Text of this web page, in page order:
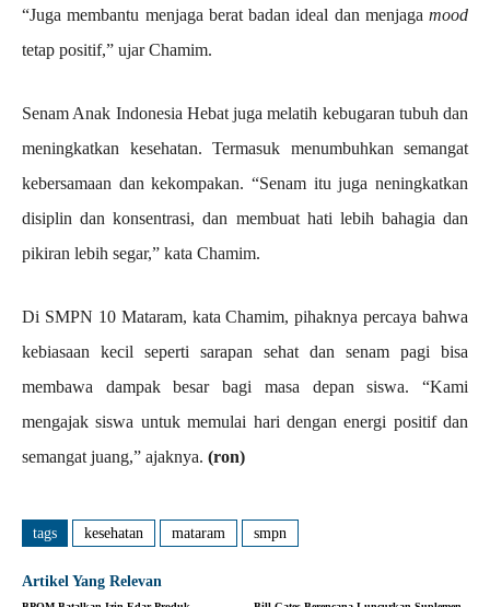
“Juga membantu menjaga berat badan ideal dan menjaga mood
tetap positif,” ujar Chamim.
Senam Anak Indonesia Hebat juga melatih kebugaran tubuh dan
meningkatkan kesehatan. Termasuk menumbuhkan semangat
kebersamaan dan kekompakan. “Senam itu juga neningkatkan
disiplin dan konsentrasi, dan membuat hati lebih bahagia dan
pikiran lebih segar,” kata Chamim.
Di SMPN 10 Mataram, kata Chamim, pihaknya percaya bahwa
kebiasaan kecil seperti sarapan sehat dan senam pagi bisa
membawa dampak besar bagi masa depan siswa. “Kami
mengajak siswa untuk memulai hari dengan energi positif dan
semangat juang,” ajaknya. (ron)
tags kesehatan mataram smpn
Artikel Yang Relevan